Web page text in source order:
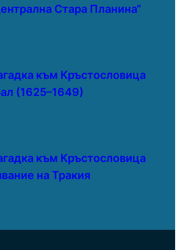
Стара Планина“
към Кръстословица
(1625–1649)
към Кръстословица
на Тракия